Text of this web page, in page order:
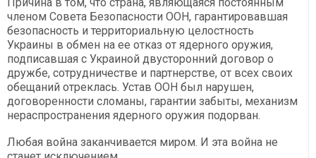
членом Совета Безопасности ООН, гарантировавшая
безопасность и территориальную целостность
Украины в обмен на ее отказ от ядерного оружия,
подписавшая с Украиной двусторонний договор о
дружбе, сотрудничестве и партнерстве, от всех своих
обещаний отреклась. Устав ООН был нарушен,
договоренности сломаны, гарантии забыты, механизм
нераспространения ядерного оружия подорван.
Любая война заканчивается миром. И эта война не